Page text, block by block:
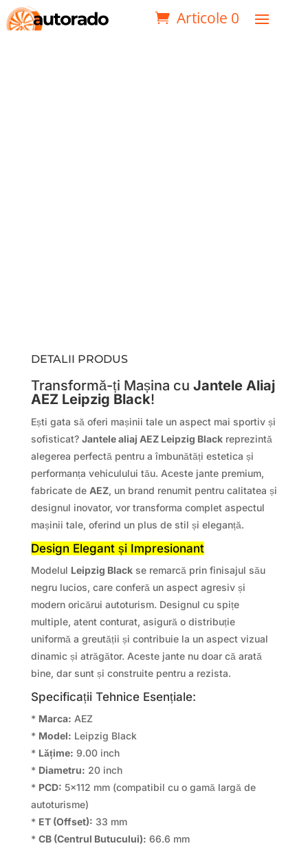
Articole 0
DETALII PRODUS
Transformă-ți Mașina cu Jantele Aliaj
AEZ Leipzig Black!
Ești gata să oferi mașinii tale un aspect mai sportiv și
sofisticat? Jantele aliaj AEZ Leipzig Blackreprezintă
alegerea perfectă pentru a îmbunătăți estetica și
performanța vehiculului tău. Aceste jante premium,
fabricate de AEZ, un brand renumit pentru calitatea și
designul inovator, vor transforma complet aspectul
mașinii tale, oferind un plus de stil și eleganță.
Design Elegant și Impresionant
Modelul Leipzig Blackse remarcă prin finisajul său
negru lucios, care conferă un aspect agresiv și
modern oricărui autoturism. Designul cu spițe
multiple, atent conturat, asigură o distribuție
uniformă a greutății și contribuie la un aspect vizual
dinamic și atrăgător. Aceste jante nu doar că arată
bine, dar sunt și construite pentru a rezista.
Specificații Tehnice Esențiale:
* Marca: AEZ
* Model: Leipzig Black
* Lățime: 9.00 inch
* Diametru: 20 inch
* PCD: 5×112 mm (compatibil cu o gamă largă de
autoturisme)
* ET (Offset): 33 mm
* CB (Centrul Butucului): 66.6 mm